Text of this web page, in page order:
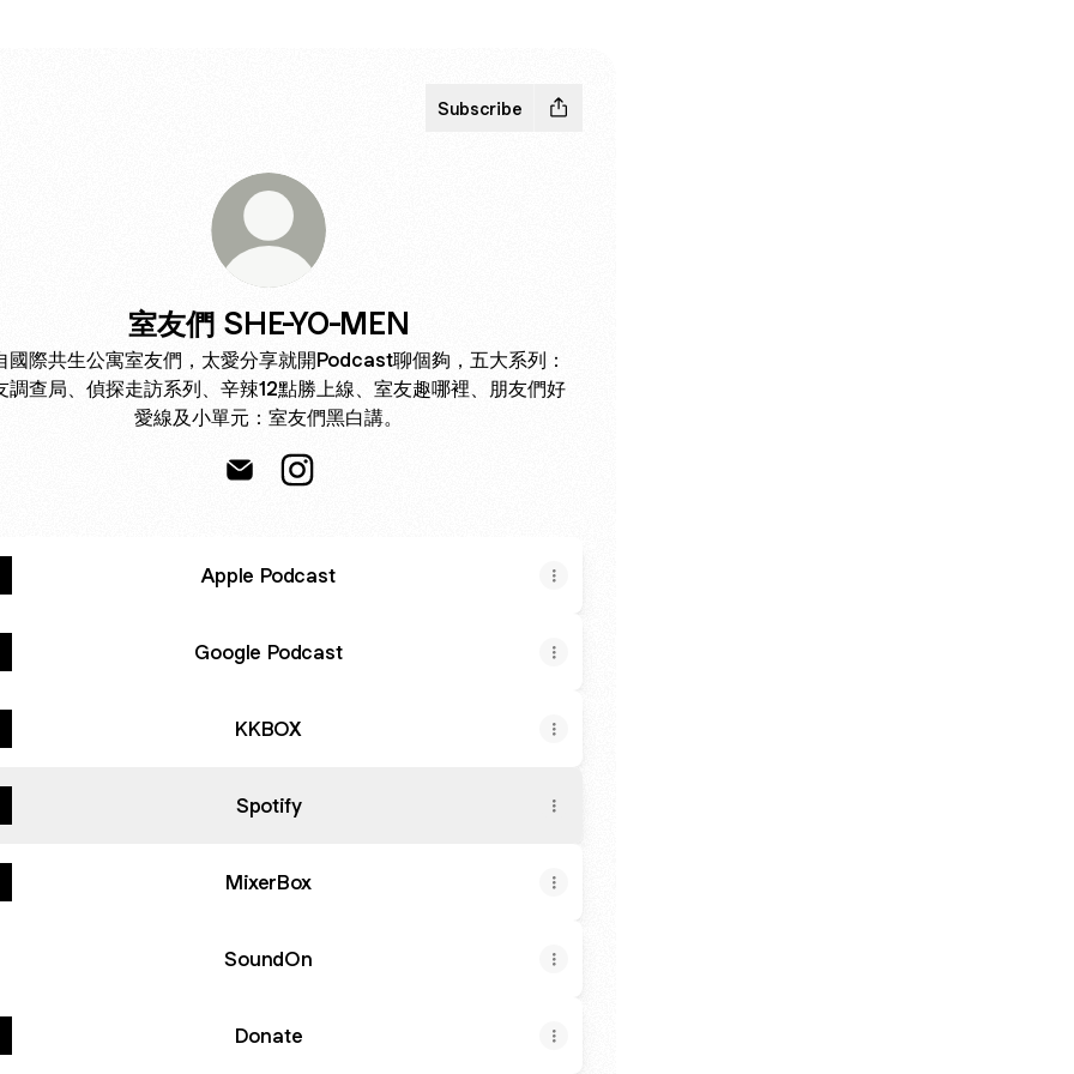
Subscribe
室友們 SHE-YO-MEN
國際共生公寓室友們，太愛分享就開Podcast聊個夠，五大系列：
調查局、偵探走訪系列、辛辣12點勝上線、室友趣哪裡、朋友們好
愛線及小單元：室友們黑白講。
Apple Podcast
Google Podcast
KKBOX
Spotify
MixerBox
SoundOn
Donate